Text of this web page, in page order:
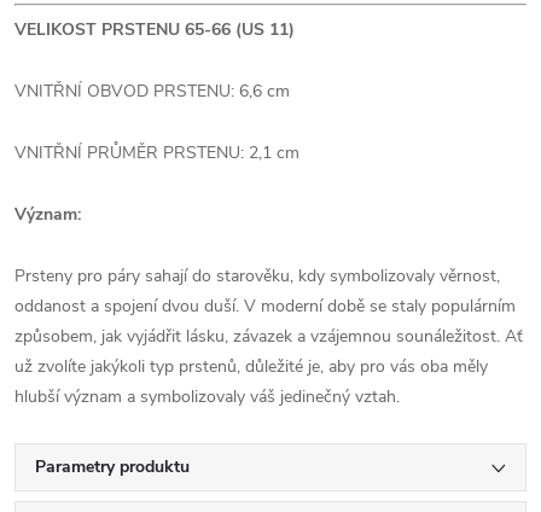
VELIKOST PRSTENU 65-66 (US 11)
VNITŘNÍ OBVOD PRSTENU: 6,6 cm
VNITŘNÍ PRŮMĚR PRSTENU: 2,1 cm
Význam:
Prsteny pro páry sahají do starověku, kdy symbolizovaly věrnost,
oddanost a spojení dvou duší. V moderní době se staly populárním
způsobem, jak vyjádřit lásku, závazek a vzájemnou sounáležitost. Ať
už zvolíte jakýkoli typ prstenů, důležité je, aby pro vás oba měly
hlubší význam a symbolizovaly váš jedinečný vztah.
Parametry produktu